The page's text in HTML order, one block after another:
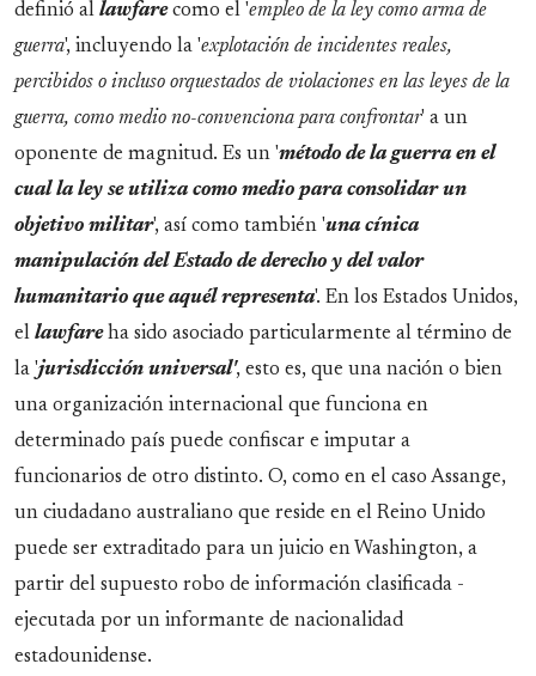
definió al lawfarecomo el 'empleo de la ley como arma de
guerra', incluyendo la 'explotación de incidentes reales,
percibidos o incluso orquestados de violaciones en las leyes de la
guerra, como medio no-convenciona para confrontar' a un
oponente de magnitud. Es un 'método de la guerra en el
cual la ley se utiliza como medio para consolidar un
objetivo militar', así como también 'una cínica
manipulación del Estado de derecho y del valor
humanitario que aquél representa'. En los Estados Unidos,
el lawfareha sido asociado particularmente al término de
la 'jurisdicción universal', esto es, que una nación o bien
una organización internacional que funciona en
determinado país puede confiscar e imputar a
funcionarios de otro distinto. O, como en el caso Assange,
un ciudadano australiano que reside en el Reino Unido
puede ser extraditado para un juicio en Washington, a
partir del supuesto robo de información clasificada -
ejecutada por un informante de nacionalidad
estadounidense.